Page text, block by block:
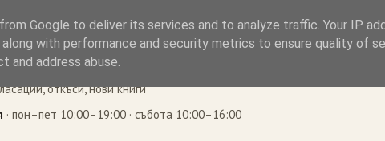
ъгъл
откъси, нови книги
· пон–пет 10:00–19:00 · събота 10:00–16:00
Google to deliver its services and to analyze traffic. Your IP
with performance and security metrics to ensure quality of
and address abuse.